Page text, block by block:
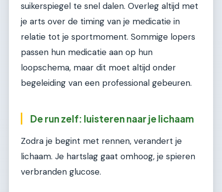
suikerspiegel te snel dalen. Overleg altijd met
je arts over de timing van je medicatie in
relatie tot je sportmoment. Sommige lopers
passen hun medicatie aan op hun
loopschema, maar dit moet altijd onder
begeleiding van een professional gebeuren.
De run zelf: luisteren naar je lichaam
Zodra je begint met rennen, verandert je
lichaam. Je hartslag gaat omhoog, je spieren
verbranden glucose.